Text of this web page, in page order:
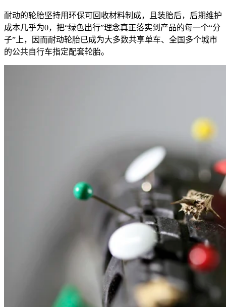
耐动的轮胎坚持用环保可回收材料制成，且装胎后，后期维护
成本几乎为0，把“绿色出行”理念真正落实到产品的每一个“分
子”上，因而耐动轮胎已成为大多数共享单车、全国多个城市
的公共自行车指定配套轮胎。